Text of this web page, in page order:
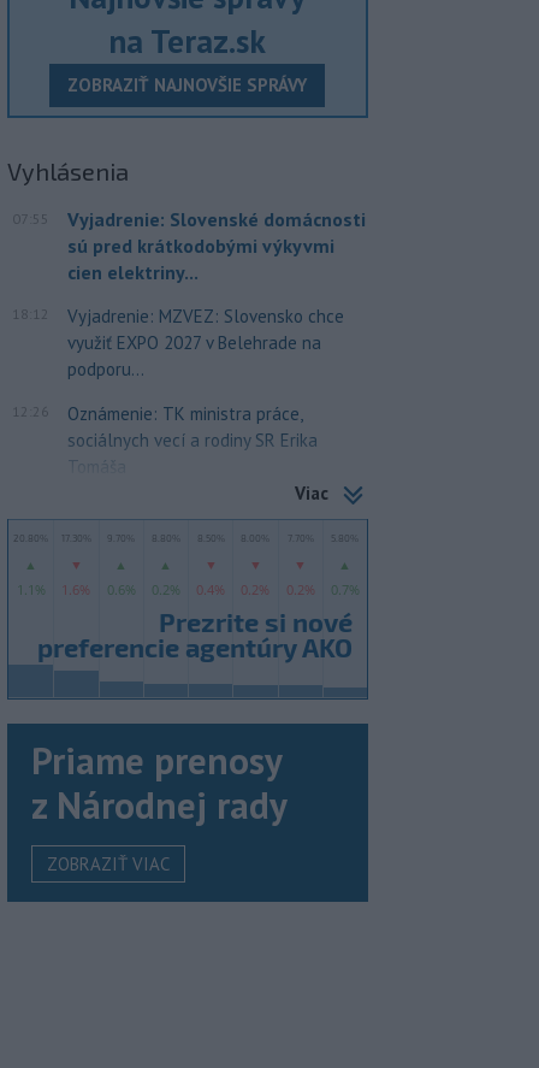
na Teraz.sk
ZOBRAZIŤ NAJNOVŠIE SPRÁVY
Vyhlásenia
07:55
Vyjadrenie: Slovenské domácnosti
sú pred krátkodobými výkyvmi
cien elektriny...
18:12
Vyjadrenie: MZVEZ: Slovensko chce
využiť EXPO 2027 v Belehrade na
podporu...
12:26
Oznámenie: TK ministra práce,
sociálnych vecí a rodiny SR Erika
Tomáša
Viac
Priame prenosy
z Národnej rady
ZOBRAZIŤ VIAC